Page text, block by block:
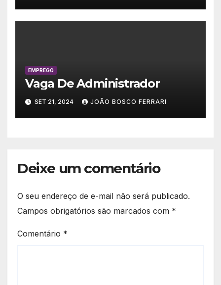
EMPREGO
Vaga De Administrador
SET 21, 2024 JOÃO BOSCO FERRARI
Deixe um comentário
O seu endereço de e-mail não será publicado.
Campos obrigatórios são marcados com *
Comentário *